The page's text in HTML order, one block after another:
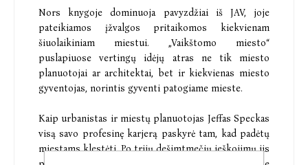
Nors knygoje dominuoja pavyzdžiai iš JAV, joje
pateikiamos įžvalgos pritaikomos kiekvienam
šiuolaikiniam miestui. „Vaikštomo miesto“
puslapiuose vertingų idėjų atras ne tik miesto
planuotojai ar architektai, bet ir kiekvienas miesto
gyventojas, norintis gyventi patogiame mieste.
Kaip urbanistas ir miestų planuotojas Jeffas Speckas
visą savo profesinę karjerą paskyrė tam, kad padėtų
miestams klestėti. Po trijų dešimtmečių ieškojimų jis